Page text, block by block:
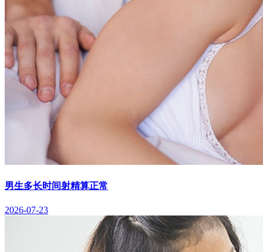
男生多长时间射精算正常
2026-07-23